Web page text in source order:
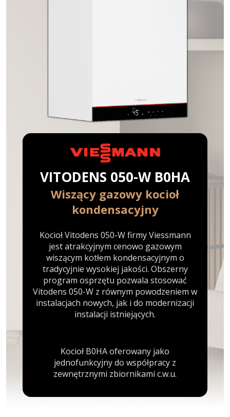
VITODENS 050-W B0HA
Wiszący gazowy kocioł
kondensacyjny
Kocioł Vitodens 050-W firmy Viessmann
jest atrakcyjnym cenowo gazowym
wiszącym kotłem kondensacyjnym o
tradycyjnie wysokiej jakości. Obszerny
program osprzętu pozwala stosować
Vitodens 050-W z równym powodzeniem w
instalacjach nowych, jak i do modernizacji
instalacji istniejących.
Kocioł B0HA oferowany jako
jednofunkcyjny do współpracy z
zewnętrznymi zbiornikami c.w.u.